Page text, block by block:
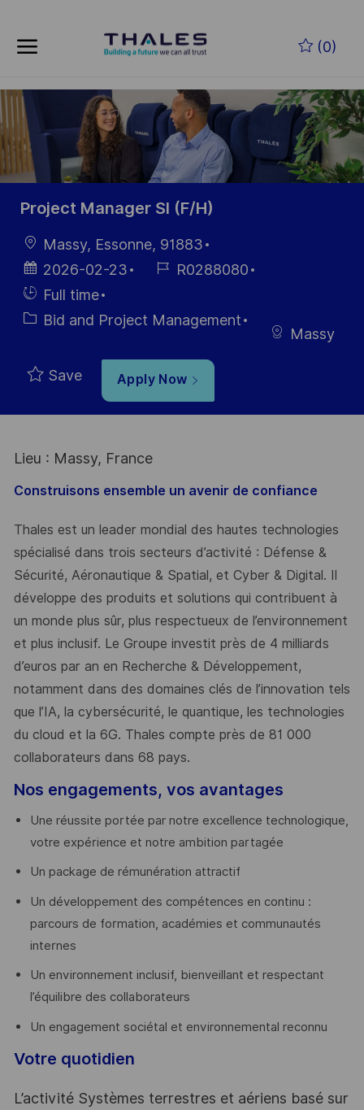
(0)
-
Project Manager SI (F/H)
LocationMassy, Essonne, 91883
Posted
Date
2026-02-23
Job R0288080
Hiring
Type
Full time
CategoryBid and Project Management
Massy
Save Apply Now
Lieu : Massy, France
Construisons ensemble un avenir de confiance
Thales est un leader mondial des hautes technologies
spécialisé dans trois secteurs d’activité : Défense &
Sécurité, Aéronautique & Spatial, et Cyber & Digital. Il
développe des produits et solutions qui contribuent à
un monde plus sûr, plus respectueux de l’environnement
et plus inclusif. Le Groupe investit près de 4 milliards
d’euros par an en Recherche & Développement,
notamment dans des domaines clés de l’innovation tels
que l’IA, la cybersécurité, le quantique, les technologies
du cloud et la 6G. Thales compte près de 81 000
collaborateurs dans 68 pays.
Nos engagements, vos avantages
Une réussite portée par notre excellence technologique,
votre expérience et notre ambition partagée
Un package de rémunération attractif
Un développement des compétences en continu :
parcours de formation, académies et communautés
internes
Un environnement inclusif, bienveillant et respectant
l’équilibre des collaborateurs
Un engagement sociétal et environnemental reconnu
Votre quotidien
L’activité Systèmes terrestres et aériens basé sur